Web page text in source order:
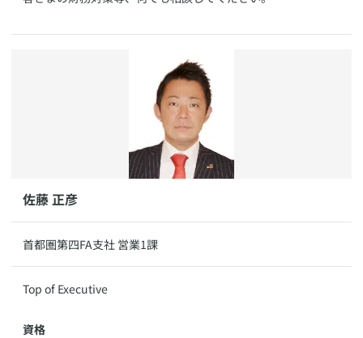
​​佐藤 正彦
​首都圏第四FA支社 営業1課
​​Top of Executive
資格